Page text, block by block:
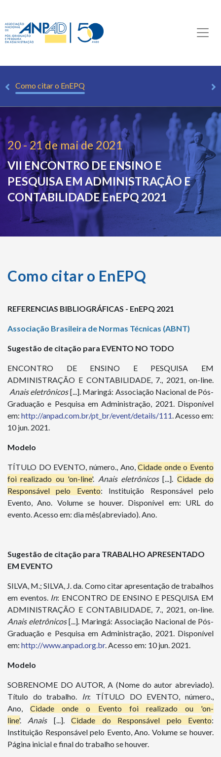
Como citar o EnEPQ
20 - 21 de mai de 2021
VII ENCONTRO DE ENSINO E
PESQUISA EM ADMINISTRAÇÃO E
CONTABILIDADEEnEPQ 2021
Como citar o EnEPQ
REFERENCIAS BIBLIOGRÁFICAS - EnEPQ 2021
Associação Brasileira de Normas Técnicas (ABNT)
Sugestão de citação para EVENTO NO TODO
ENCONTRO DE ENSINO E PESQUISA EM
ADMINISTRAÇÃO E CONTABILIDADE, 7., 2021, on-line.
Anais eletrônicos[...]. Maringá: Associação Nacional de Pós-
Graduação e Pesquisa em Administração, 2021. Disponível
em: http://anpad.com.br/pt_br/event/details/111. Acesso em:
10 jun. 2021.
Modelo
TÍTULO DO EVENTO, número., Ano,Cidade onde o Evento
foi realizado ou 'on-line'. Anais eletrônicos[...]. Cidade do
Responsável pelo Evento: Instituição Responsável pelo
Evento, Ano. Volume se houver. Disponível em: URL do
evento. Acesso em: dia mês(abreviado). Ano.
Sugestão de citação para TRABALHO APRESENTADO
EM EVENTO
SILVA, M.; SILVA, J. da. Como citar apresentação de trabalhos
em eventos. In: ENCONTRO DE ENSINO E PESQUISA EM
ADMINISTRAÇÃO E CONTABILIDADE, 7., 2021, on-line.
Anais eletrônicos[...]. Maringá: Associação Nacional de Pós-
Graduação e Pesquisa em Administração, 2021. Disponível
em: http://www.anpad.org.br. Acesso em: 10 jun. 2021.
Modelo
SOBRENOME DO AUTOR, A (Nome do autor abreviado).
Título do trabalho. In: TÍTULO DO EVENTO, número.,
Ano,Cidade onde o Evento foi realizado ou 'on-
line'. Anais[...].Cidade do Responsável pelo Evento:
Instituição Responsável pelo Evento, Ano. Volume se houver.
Página inicial e final do trabalho se houver.